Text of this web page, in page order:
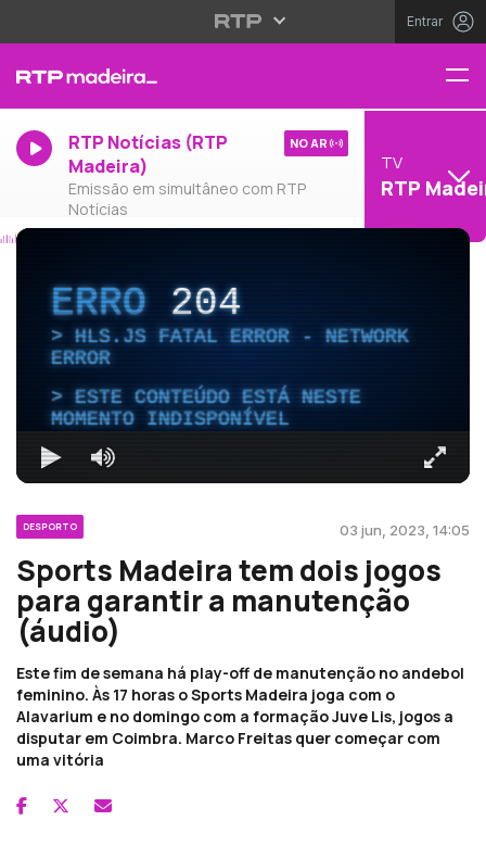
Entrar
RTP Notícias (RTP
Madeira)
Emissão em simultâneo com RTP
Notícias
NO AR
TV
RTP
ERRO204
HLS.JS FATAL ERROR - NETWORK
ERROR
ESTE CONTEÚDO ESTÁ NESTE
MOMENTO INDISPONÍVEL
DESPORTO 03 jun, 2023, 14:05
Sports Madeira tem dois jogos
para garantir a manutenção
(áudio)
Este fim de semana há play-off de manutenção no andebol
feminino. Às 17 horas o Sports Madeira joga com o
Alavarium e no domingo com a formação Juve Lis, jogos a
disputar em Coimbra. Marco Freitas quer começar com
uma vitória